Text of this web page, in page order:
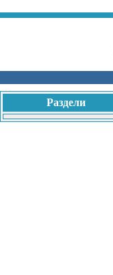
Раздели